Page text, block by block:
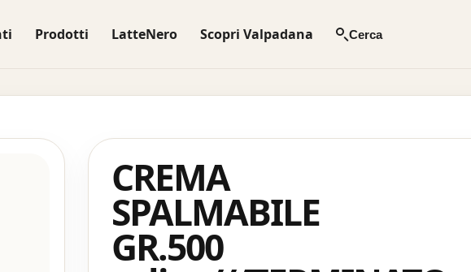
Prodotti LatteNero Scopri Valpadana Cerca
CREMA
SPALMABILE
GR.500